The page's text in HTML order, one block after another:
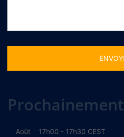
Prochainement
Août
17h00 - 17h30 CEST